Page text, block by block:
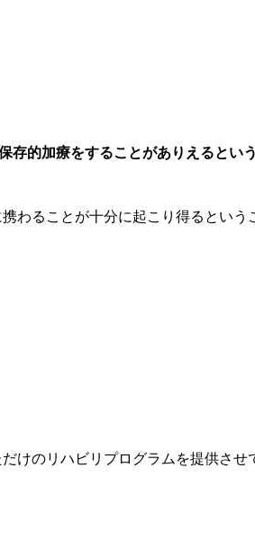
的加療をすることがありえるという
わることが十分に起こり得るという
けのリハビリプログラムを提供させ